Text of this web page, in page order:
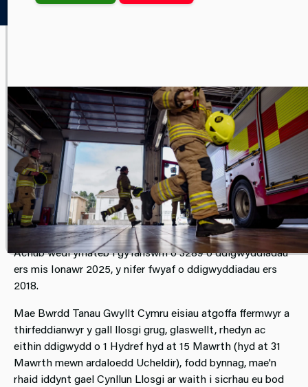
ffermwyr a thirfeddianwyr i #LosgiiAmddiffyn
cefn gwlad Cymru y tymor llosgi hwn.
Wrth i'r haf hir, poeth ddod i ben a’n bod ni’n symud i'r
hydref, gyda llystyfiant sych a gostyngiad mewn
tymheredd, mae'r tymor llosgi yn dechrau yn swyddogol.
Mae 2025 wedi gweld cynnydd digynsail mewn tanau
gwyllt ledled Cymru. Gan gyfuno tanau glaswelltir, coetir,
cnydau a thanau gwyllt, mae'r tri Gwasanaeth Tân ac
Achub wedi ymateb i gyfanswm o 3289 o ddigwyddiadau
ers mis Ionawr 2025, y nifer fwyaf o ddigwyddiadau ers
2018.
Mae Bwrdd Tanau Gwyllt Cymru eisiau atgoffa ffermwyr a
thirfeddianwyr y gall llosgi grug, glaswellt, rhedyn ac
eithin ddigwydd o 1 Hydref hyd at 15 Mawrth (hyd at 31
Mawrth mewn ardaloedd Ucheldir), fodd bynnag, mae'n
rhaid iddynt gael Cynllun Llosgi ar waith i sicrhau eu bod